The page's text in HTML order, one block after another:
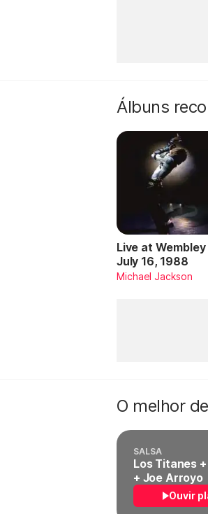
Álbuns
Live at Wembley
July 16, 1988
Michael Jackson
O melhor
SALSA
Los Titanes +
+ Joe Arroyo
Ouvir